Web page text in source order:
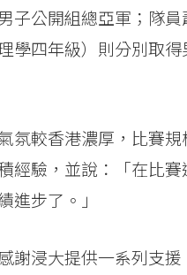
子公開組總亞軍；隊
學四年級）則分別取
氛較香港濃厚，比賽
經驗，並說：「在比
進步了。」
謝浸大提供一系列支